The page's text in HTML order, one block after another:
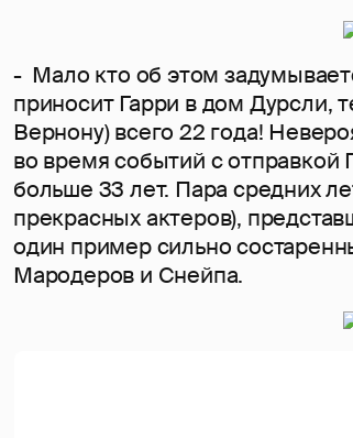
- Мало кто об этом
приносит Гарри в дом Дурсли,
Вернону) всего 22 года!
во время событий с отправкой
больше 33 лет. Пара средних
прекрасных актеров),
один пример сильно
Мародеров и Снейпа.